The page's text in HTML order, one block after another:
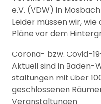
e.V. (VDW) in
Leider müssen wir,
Pläne vor dem
Corona- bzw. Covid-
Aktuell sind in
staltungen mit über
geschlossenen
Veranstaltungen